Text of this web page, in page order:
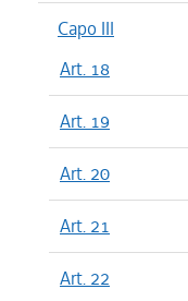
Capo III
Art. 18
Art. 19
Art. 20
Art. 21
Art. 22